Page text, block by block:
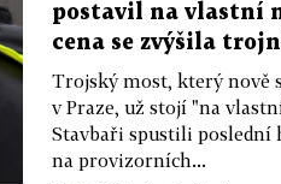
postavil na vlastní
cena se zvýšila
Trojský most, který nově
v Praze, už stojí "na
Stavbaři spustili poslední
na provizorních...